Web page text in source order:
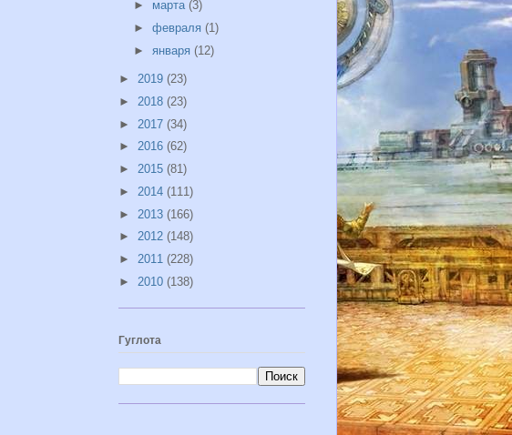
► марта (3)
► февраля (1)
► января (12)
► 2019 (23)
► 2018 (23)
► 2017 (34)
► 2016 (62)
► 2015 (81)
► 2014 (111)
► 2013 (166)
► 2012 (148)
► 2011 (228)
► 2010 (138)
Гуглота